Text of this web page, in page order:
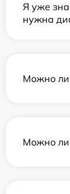
Я уже
нужна
Можно ли
Можно ли